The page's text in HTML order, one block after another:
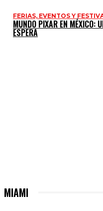
FERIAS, EVENTOS Y
MUNDO PIXAR EN MÉXICO:
ESPERA
MIAMI